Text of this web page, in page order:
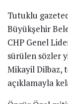
Tutuklu
Büyükşehir
CHP Genel
sürülen sözler
Mikayil Dilbaz,
açıklamayla